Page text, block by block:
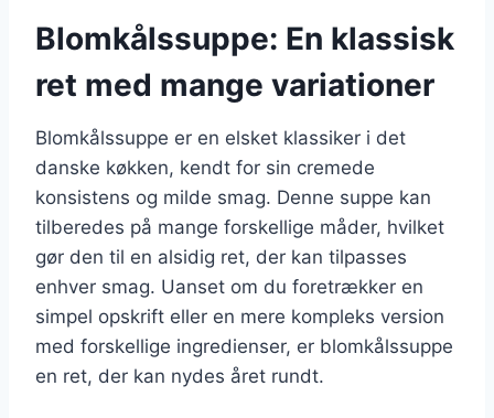
Blomkålssuppe: En klassisk
ret med mange variationer
Blomkålssuppe er en elsket klassiker i det
danske køkken, kendt for sin cremede
konsistens og milde smag. Denne suppe kan
tilberedes på mange forskellige måder, hvilket
gør den til en alsidig ret, der kan tilpasses
enhver smag. Uanset om du foretrækker en
simpel opskrift eller en mere kompleks version
med forskellige ingredienser, er blomkålssuppe
en ret, der kan nydes året rundt.